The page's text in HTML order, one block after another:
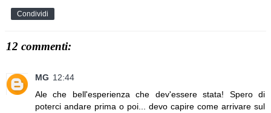
Condividi
12 commenti:
MG 12:44
Ale che bell'esperienza che dev'essere stata! Spero di
poterci andare prima o poi... devo capire come arrivare sul